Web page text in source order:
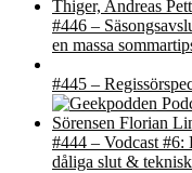
#446 –
en massa
#445 –
#444 – Vodcast
dåliga slut &